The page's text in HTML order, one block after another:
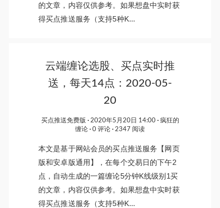
的文章，内容仅供参考。如果想盘中实时获
得买点推送服务（支持5种K...
云端缠论选股、买点实时推
送，每天14点：2020-05-
20
买点推送免费版 2020年5月20日 14:00
疯狂的
缠论
0 评论 2347 阅读
本文是基于网站会员的买点推送服务【网页
版和安卓版通用】，在每个交易日的下午2
点，自动生成的一篇缠论5分钟K线级别1买
的文章，内容仅供参考。如果想盘中实时获
得买点推送服务（支持5种K...